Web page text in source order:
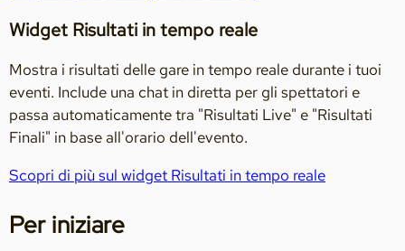
Widget Risultati in tempo reale
Mostra i risultati delle gare in tempo reale durante i tuoi
eventi. Include una chat in diretta per gli spettatori e
passa automaticamente tra "Risultati Live" e "Risultati
Finali" in base all'orario dell'evento.
Scopri di più sul widget Risultati in tempo reale
Per iniziare